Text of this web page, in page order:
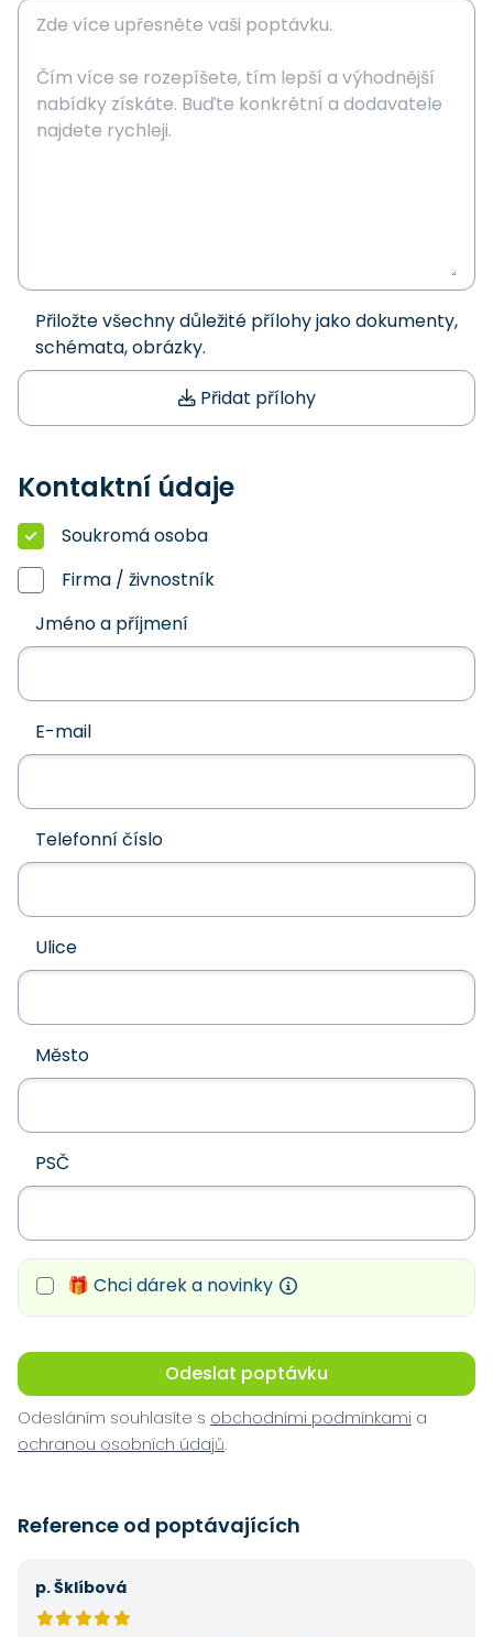
Přiložte všechny důležité přílohy jako dokumenty,
schémata, obrázky.
Přidat přílohy
Kontaktní údaje
Soukromá osoba
Firma / živnostník
Jméno a příjmení
E-mail
Telefonní číslo
Ulice
Město
PSČ
🎁 Chci dárek a novinky
Odeslat poptávku
Odesláním souhlasíte s obchodními podmínkami a
ochranou osobních údajů.
Reference od poptávajících
p. Šklíbová